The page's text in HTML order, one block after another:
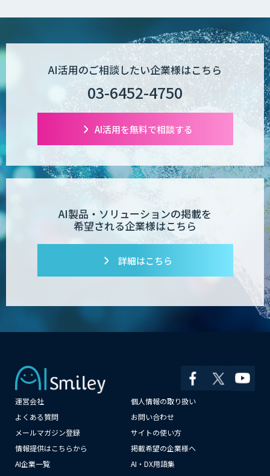
AI活用のご相談したい企業様はこちら
03-6452-4750
AI活用を無料で相談する
AI製品・ソリューションの掲載を
希望される企業様はこちら
詳細はこちら
運営会社
個人情報の取り扱い
よくある質問
お問い合わせ
メールマガジン登録
サイトの使い方
情報提供はこちらから
掲載希望の企業様へ
AI企業一覧
AI・DX用語集